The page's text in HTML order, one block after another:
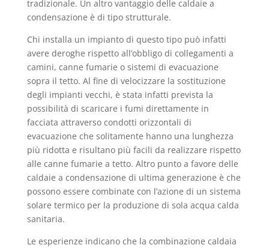
tradizionale. Un altro vantaggio delle caldaie a
condensazione è di tipo strutturale.
Chi installa un impianto di questo tipo può infatti
avere deroghe rispetto all’obbligo di collegamenti a
camini, canne fumarie o sistemi di evacuazione
sopra il tetto. Al fine di velocizzare la sostituzione
degli impianti vecchi, è stata infatti prevista la
possibilità di scaricare i fumi direttamente in
facciata attraverso condotti orizzontali di
evacuazione che solitamente hanno una lunghezza
più ridotta e risultano più facili da realizzare rispetto
alle canne fumarie a tetto. Altro punto a favore delle
caldaie a condensazione di ultima generazione è che
possono essere combinate con l’azione di un sistema
solare termico per la produzione di sola acqua calda
sanitaria.
Le esperienze indicano che la combinazione caldaia